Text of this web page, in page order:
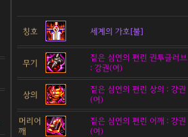
칭호 세계의 가호[불]
무기
짙은 심연의 편린 권투글러브
: 강권(여)
상의
짙은 심연의 편린 상의 : 강권
(여)
머리어
깨
짙은 심연의 편린 어깨 : 강권
(여)